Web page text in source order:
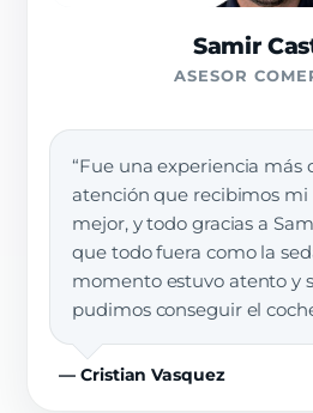
Samir
ASESOR
“Fue una experiencia más
atención que recibimos mi
mejor, y todo gracias a
que todo fuera como la
momento estuvo atento y
pudimos conseguir el
— Cristian Vasquez